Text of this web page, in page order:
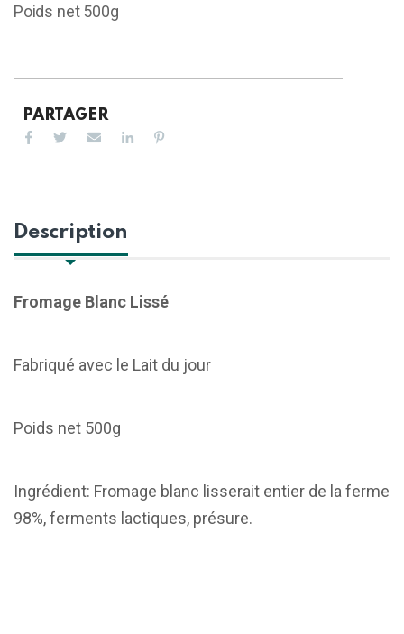
Poids net 500g
PARTAGER
Description
Fromage Blanc Lissé
Fabriqué avec le Lait du jour
Poids net 500g
Ingrédient: Fromage blanc lisserait entier de la ferme
98%, ferments lactiques, présure.